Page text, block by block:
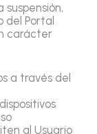
del Portal
carácter
a través del
al Usuario